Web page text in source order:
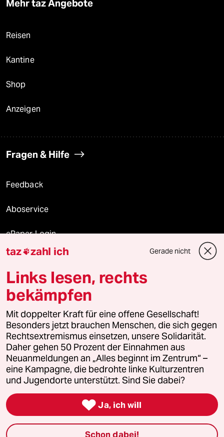
Mehr taz Angebote
Reisen
Kantine
Shop
Anzeigen
Fragen & Hilfe
Feedback
Aboservice
ePaper Login
Downloads für Abonnierende
© 2026 taz Verlags und Vertriebs GmbH
Alle Rechte vorbehalten. Bei rechtlichen Fragen oder für Genehmigungen
wenden Sie sich bitte an
lizenzen@taz.de
Feedback Redaktionsstatut Kommune-Richtlinien
Leitlinie Informant Datenschutz Impressum AGB
Seitenwende Einwilligungen widerrufen (Ads)
taz zahl ich Gerade nicht
Links lesen, rechts
bekämpfen
Mit doppelter Kraft für eine offene Gesellschaft!
Besonders jetzt brauchen Menschen, die sich gegen
Rechtsextremismus einsetzen, unsere Solidarität.
Daher gehen 50 Prozent der Einnahmen aus
Neuanmeldungen an „Alles beginnt im Zentrum“ –
eine Kampagne, die bedrohte linke Kulturzentren
und Jugendorte unterstützt. Sind Sie dabei?
 Ja, ich will
Schon dabei!